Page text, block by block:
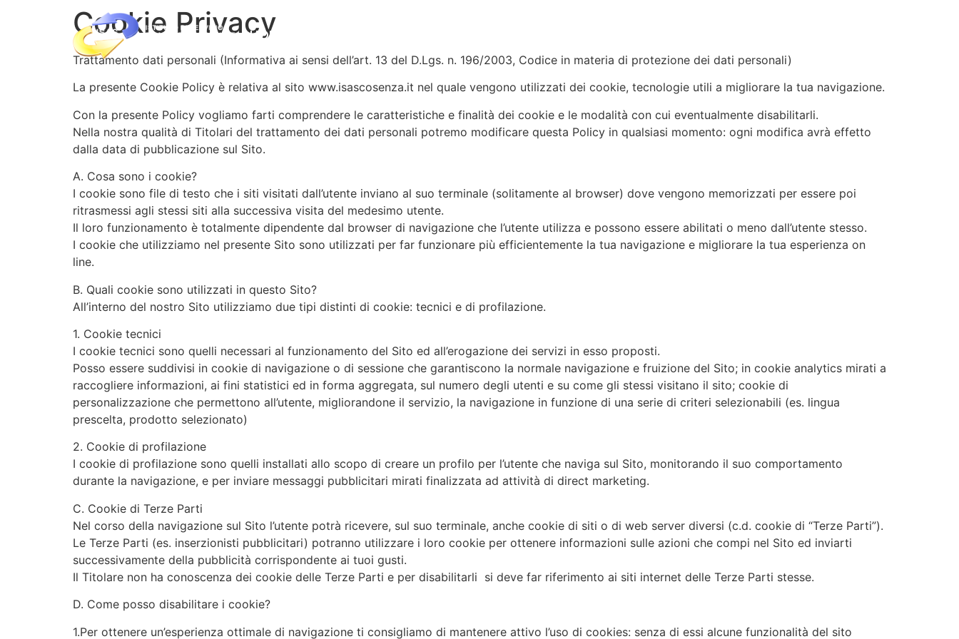
HOME
Cookie Privacy
Trattamento dati personali (Informativa ai sensi dell’art. 13 del D.Lgs. n. 196/2003, Codice in materia di protezione dei dati personali)
La presente Cookie Policy è relativa al sito www.isascosenza.it nel quale vengono utilizzati dei cookie, tecnologie utili a migliorare la tua navigazione.
Con la presente Policy vogliamo farti comprendere le caratteristiche e finalità dei cookie e le modalità con cui eventualmente disabilitarli.
Nella nostra qualità di Titolari del trattamento dei dati personali potremo modificare questa Policy in qualsiasi momento: ogni modifica avrà effetto
dalla data di pubblicazione sul Sito.
A. Cosa sono i cookie?
I cookie sono file di testo che i siti visitati dall’utente inviano al suo terminale (solitamente al browser) dove vengono memorizzati per essere poi
ritrasmessi agli stessi siti alla successiva visita del medesimo utente.
Il loro funzionamento è totalmente dipendente dal browser di navigazione che l’utente utilizza e possono essere abilitati o meno dall’utente stesso.
I cookie che utilizziamo nel presente Sito sono utilizzati per far funzionare più efficientemente la tua navigazione e migliorare la tua esperienza on
line.
B. Quali cookie sono utilizzati in questo Sito?
All’interno del nostro Sito utilizziamo due tipi distinti di cookie: tecnici e di profilazione.
1. Cookie tecnici
I cookie tecnici sono quelli necessari al funzionamento del Sito ed all’erogazione dei servizi in esso proposti.
Posso essere suddivisi in cookie di navigazione o di sessione che garantiscono la normale navigazione e fruizione del Sito; in cookie analytics mirati a
raccogliere informazioni, ai fini statistici ed in forma aggregata, sul numero degli utenti e su come gli stessi visitano il sito; cookie di
personalizzazione che permettono all’utente, migliorandone il servizio, la navigazione in funzione di una serie di criteri selezionabili (es. lingua
prescelta, prodotto selezionato)
2. Cookie di profilazione
I cookie di profilazione sono quelli installati allo scopo di creare un profilo per l’utente che naviga sul Sito, monitorando il suo comportamento
durante la navigazione, e per inviare messaggi pubblicitari mirati finalizzata ad attività di direct marketing.
C. Cookie di Terze Parti
Nel corso della navigazione sul Sito l’utente potrà ricevere, sul suo terminale, anche cookie di siti o di web server diversi (c.d. cookie di “Terze Parti”).
Le Terze Parti (es. inserzionisti pubblicitari) potranno utilizzare i loro cookie per ottenere informazioni sulle azioni che compi nel Sito ed inviarti
successivamente della pubblicità corrispondente ai tuoi gusti.
Il Titolare non ha conoscenza dei cookie delle Terze Parti e per disabilitarli si deve far riferimento ai siti internet delle Terze Parti stesse.
D. Come posso disabilitare i cookie?
1.Per ottenere un’esperienza ottimale di navigazione ti consigliamo di mantenere attivo l’uso di cookies: senza di essi alcune funzionalità del sito